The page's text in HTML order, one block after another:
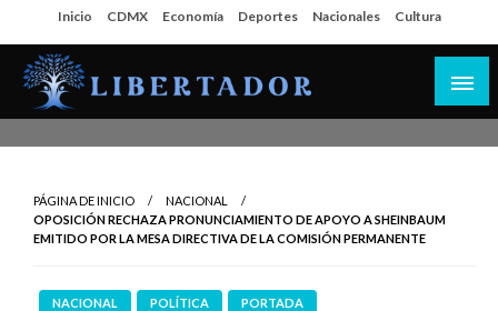
al
contenido
Inicio CDMX Economía Deportes Nacionales Cultura
PÁGINA DE INICIO
NACIONAL
OPOSICIÓN RECHAZA PRONUNCIAMIENTO DE APOYO A SHEINBAUM
EMITIDO POR LA MESA DIRECTIVA DE LA COMISIÓN PERMANENTE
NACIONAL POLÍTICA PORTADA